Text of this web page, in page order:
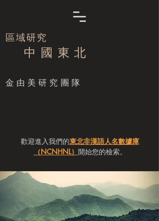
區域研究
中 國 東 北
​金由美研究團隊
歡迎進入我們的東北非漢語人名數據庫
（NCNHNL） 開始您的檢索。